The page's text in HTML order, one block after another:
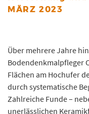
MÄRZ 2023
Über mehrere Jahre
Bodendenkmalpfleger
Flächen am Hochufer
durch systematische
Zahlreiche Funde –
unerlässlichen